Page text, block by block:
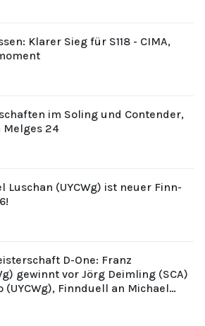
Klarer Sieg für S118 - CIMA,
im Soling und Contender,
Melges 24
Luschan (UYCWg) ist neuer Finn-
D-One: Franz
gewinnt vor Jörg Deimling (SCA)
(UYCWg), Finnduell an Michael